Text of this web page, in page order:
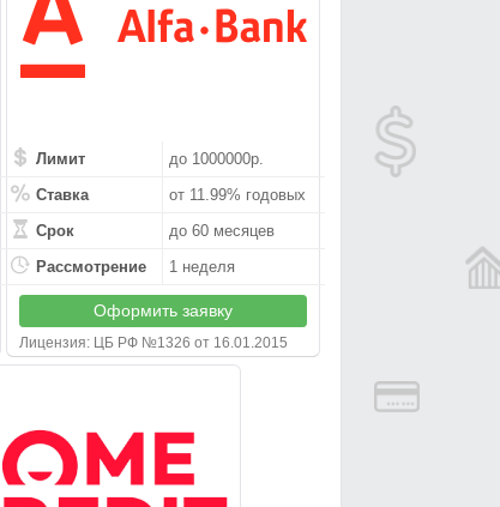
Лимит
до 1000000р.
Ставка
от 11.99% годовых
Срок
до 60 месяцев
Рассмотрение
1 неделя
Оформить заявку
Лицензия: ЦБ РФ №1326 от 16.01.2015